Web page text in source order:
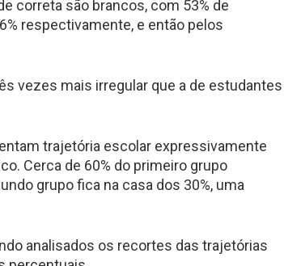
correta são brancos, com 53% de
respectivamente, e então pelos
vezes mais irregular que a de estudantes
trajetória escolar expressivamente
Cerca de 60% do primeiro grupo
grupo fica na casa dos 30%, uma
analisados os recortes das trajetórias